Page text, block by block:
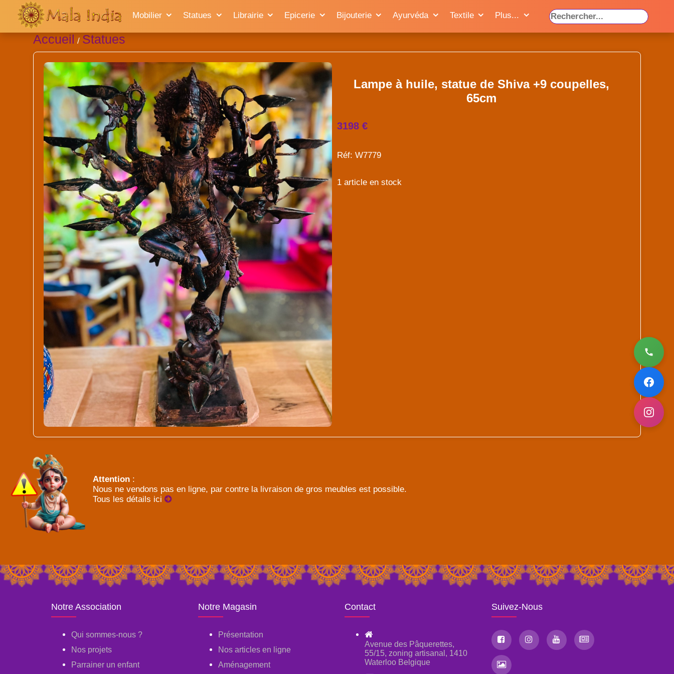
Mobilier Statues Librairie Epicerie Bijouterie Ayurvéda Textile Plus...
Accueil / Statues
Lampe à huile, statue de Shiva +9 coupelles,
65cm
3198 €
Réf: W7779
1 article en stock
Attention :
Nous ne vendons pas en ligne, par contre la livraison de gros meubles est possible.
Tous les détails ici
Notre Association
Qui sommes-nous ?
Nos projets
Parrainer un enfant
Notre Magasin
Présentation
Nos articles en ligne
Aménagement
Contact
Avenue des Pâquerettes,
55/15, zoning artisanal, 1410
Waterloo Belgique
Suivez-Nous